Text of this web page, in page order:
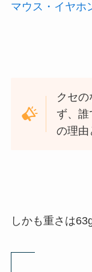
マウス・イヤホ
クセ
ず、誰
の理由
しかも重さは